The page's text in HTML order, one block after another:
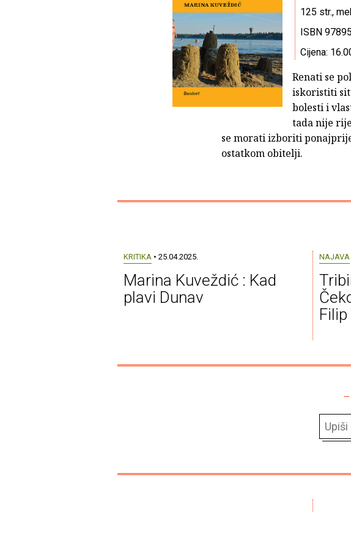
125 str.,
ISBN
Cijena:
Renati se
iskoristiti
bolesti i
tada nije
se morati izboriti
ostatkom obitelji.
KRITIKA • 25.04.2025.
Marina Kuveždić : Kad
plavi Dunav
NAJAVA